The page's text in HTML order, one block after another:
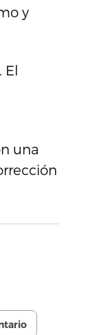
y
El
una